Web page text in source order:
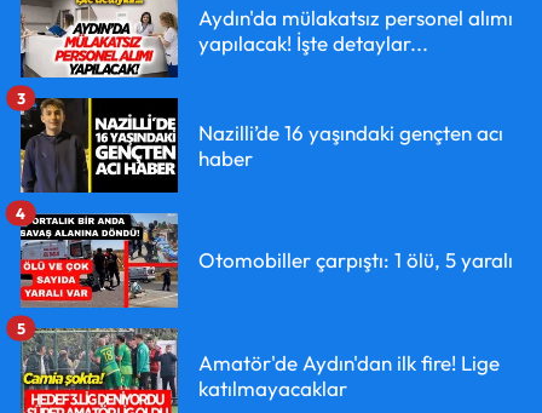
Aydın'da mülakatsız personel alımı
yapılacak! İşte detaylar...
Nazilli’de 16 yaşındaki gençten acı
haber
3
Otomobiller çarpıştı: 1 ölü, 5 yaralı
4
Amatör'de Aydın'dan ilk fire! Lige
katılmayacaklar
5